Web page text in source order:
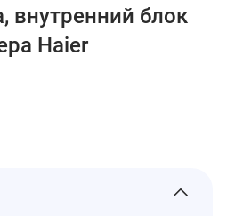
внутренний блок
Haier